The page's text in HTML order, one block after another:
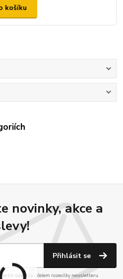
košíku
novinky, akce a
Přihlásit se
údajůza účelem rozesílky newsletteru.